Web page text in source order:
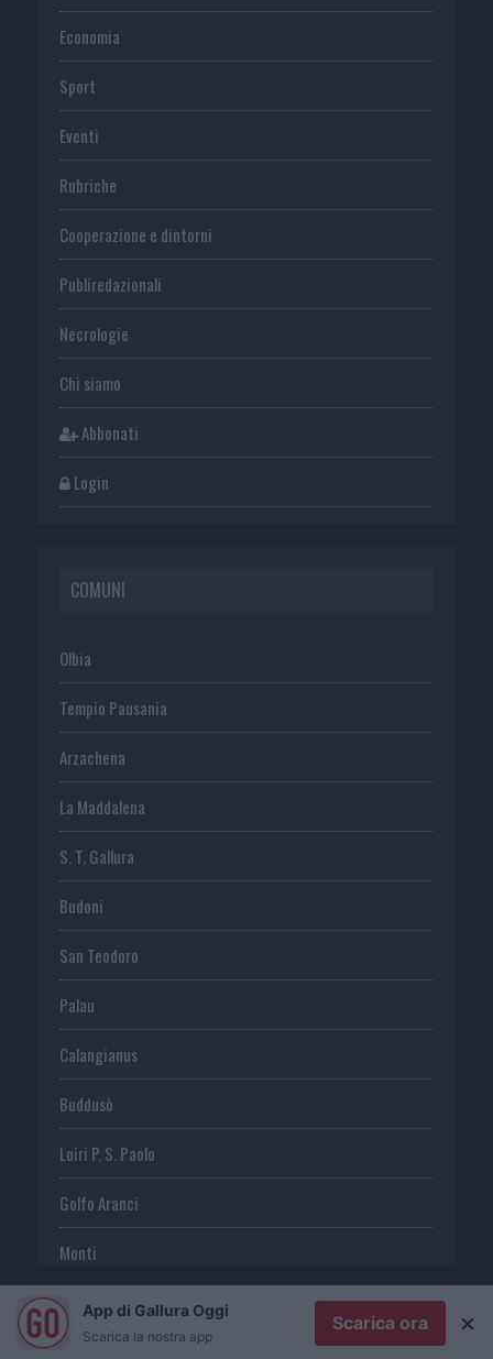
Economia
Sport
Eventi
Rubriche
Cooperazione e dintorni
Publiredazionali
Necrologie
Chi siamo
Abbonati
Login
COMUNI
Olbia
Tempio Pausania
Arzachena
La Maddalena
S. T. Gallura
Budoni
San Teodoro
Palau
Calangianus
Buddusò
Loiri P. S. Paolo
Golfo Aranci
Monti
Telti
S. Antonio di G.
App di Gallura Oggi
Scarica la nostra app
Scarica ora ×